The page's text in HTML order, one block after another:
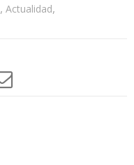
, Actualidad,